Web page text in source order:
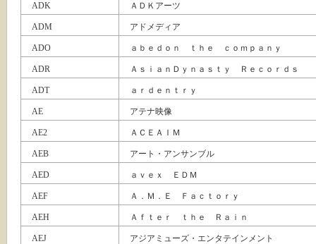
ADK ＡＤＫアーツ
ADM アドメディア
ADO ａｂｅｄｏｎ ｔｈｅ ｃｏｍｐａｎｙ
ADR ＡｓｉａｎＤｙｎａｓｔｙ Ｒｅｃｏｒｄｓ
ADT ａｒｄｅｎｔｒｙ
AE アテナ映像
AE2 ＡＣＥＡＩＭ
AEB アート・アンサンブル
AED ａｖｅｘ ＥＤＭ
AEF Ａ．Ｍ．Ｅ Ｆａｃｔｏｒｙ
AEH Ａｆｔｅｒ ｔｈｅ Ｒａｉｎ
AEJ アジアミューズ・エンタテインメント